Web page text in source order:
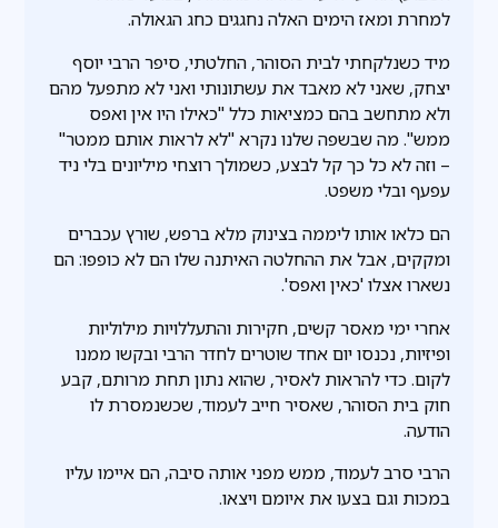
למחרת ומאז הימים האלה נחגגים כחג הגאולה.
מיד כשנלקחתי לבית הסוהר, החלטתי, סיפר הרבי יוסף
יצחק, שאני לא מאבד את עשתונותי ואני לא מתפעל מהם
ולא מתחשב בהם כמציאות כלל "כאילו היו אין ואפס
ממש". מה שבשפה שלנו נקרא "לא לראות אותם ממטר"
– וזה לא כל כך קל לבצע, כשמולך רוצחי מיליונים בלי ניד
עפעף ובלי משפט.
הם כלאו אותו ליממה בצינוק מלא ברפש, שורץ עכברים
ומקקים, אבל את ההחלטה האיתנה שלו הם לא כופפו: הם
נשארו אצלו 'כאין ואפס'.
אחרי ימי מאסר קשים, חקירות והתעללויות מילוליות
ופיזיות, נכנסו יום אחד שוטרים לחדר הרבי ובקשו ממנו
לקום. כדי להראות לאסיר, שהוא נתון תחת מרותם, קבע
חוק בית הסוהר, שאסיר חייב לעמוד, שכשנמסרת לו
הודעה.
הרבי סרב לעמוד, ממש מפני אותה סיבה, הם איימו עליו
במכות וגם בצעו את איומם ויצאו.